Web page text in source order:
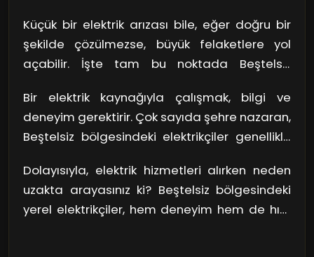
ihtiyaç duyduğumuz bir alan. Peki, Beştelsiz
bölgesinin en iyi elektrikçilerini nerede
bulabilirsiniz? Cevap düşündüğünüzden daha
basit: Sadece etrafınıza bakın! Yerel
elektrikçiler, her türlü sorunuzu yanıtlarken,
aynı zamanda hızları ve tecrübeleriyle de
dikkat çekiyorlar.
Küçük bir elektrik arızası bile, eğer doğru bir
şekilde çözülmezse, büyük felaketlere yol
açabilir. İşte tam bu noktada Beştelsiz
Yakınınızda bulabileceğiniz elektrikçiler,
sadece işlerini iyi yapmazlar; aynı zamanda
hızlı müdahaleleriyle de güveninizi kazanırlar.
Düşünün ki, bir akşam misafirleriniz var ve
aniden ışıklar söndü! Bir telefonla size en
yakın elektrikçi, dakikalar içinde kapınızda
olabilir.
Bir elektrik kaynağıyla çalışmak, bilgi ve
deneyim gerektirir. Çok sayıda şehre nazaran,
Beştelsiz bölgesindeki elektrikçiler genellikle
oluyor? Sorunlarınızı çözmek için büyük bir
güven ağa sahip. Belki de mahallenizde
elektrikçiniz vardır; komşularınızdan tavsiyeler
Dolayısıyla, elektrik hizmetleri alırken neden
uzakta arayasınız ki? Beştelsiz bölgesindeki
yerel elektrikçiler, hem deneyim hem de hızlı